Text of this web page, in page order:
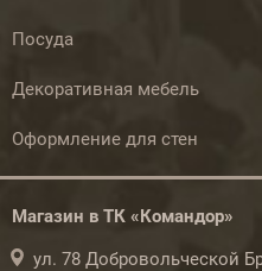
Посуда
Декоративная мебель
Оформление для стен
Магазин в ТК «Командор»
ул. 78 Добровольческой